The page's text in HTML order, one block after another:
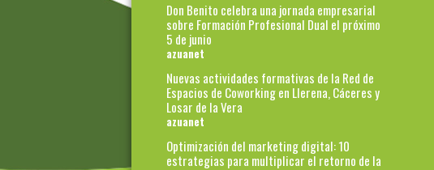
Don Benito celebra una jornada empresarial
sobre Formación Profesional Dual el próximo
5 de junio
azuanet
Nuevas actividades formativas de la Red de
Espacios de Coworking en Llerena, Cáceres y
Losar de la Vera
azuanet
Optimización del marketing digital: 10
estrategias para multiplicar el retorno de la